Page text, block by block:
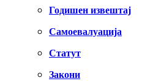
Годишен извештај
Самоевалуација
Статут
Закони